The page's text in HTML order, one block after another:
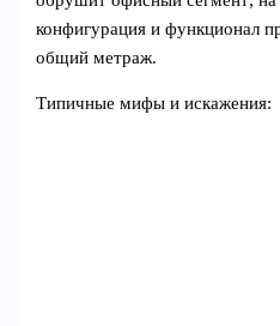
конфигурация и функционал
общий метраж.
Типичные мифы и искажения: